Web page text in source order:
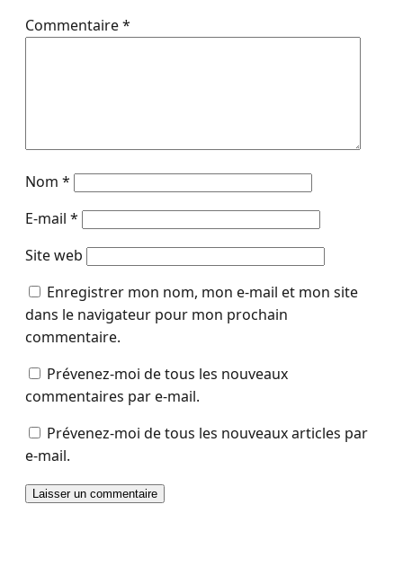
Commentaire*
Nom *
E-mail *
Site web
Enregistrer mon nom, mon e-mail et mon site
dans le navigateur pour mon prochain
commentaire.
Prévenez-moi de tous les nouveaux
commentaires par e-mail.
Prévenez-moi de tous les nouveaux articles par
e-mail.